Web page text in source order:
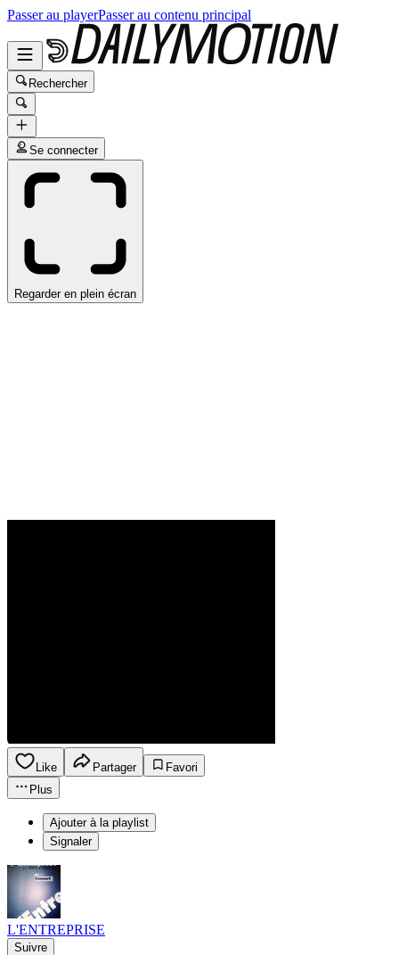
Passer au playerPasser au contenu principal
Rechercher
Se connecter
Regarder en plein écran
Like Partager
Favori
Plus
Ajouter à la playlist
Signaler
L'ENTREPRISE
Suivre